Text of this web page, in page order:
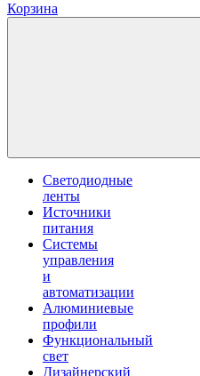
Корзина
Светодиодные
ленты
Источники
питания
Системы
управления
и
автоматизации
Алюминиевые
профили
Функциональный
свет
Дизайнерский